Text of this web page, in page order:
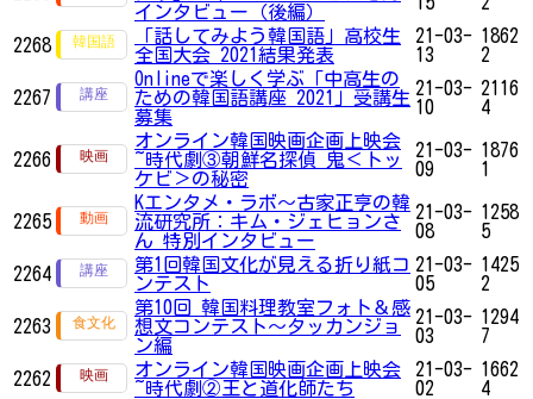
インタビュー（後編）
2268
「話してみよう韓国語」高校生
全国大会 2021結果発表
21-03-
13
1862
2
2267
Onlineで楽しく学ぶ「中高生の
ための韓国語講座 2021」受講生
募集
21-03-
10
2116
4
2266
オンライン韓国映画企画上映会
~時代劇③朝鮮名探偵 鬼＜トッ
ケビ＞の秘密
21-03-
09
1876
1
2265
Kエンタメ・ラボ～古家正亨の韓
流研究所：キム・ジェヒョンさ
ん 特別インタビュー
21-03-
08
1258
5
2264
第1回韓国文化が見える折り紙コ
ンテスト
21-03-
05
1425
2
2263
第10回 韓国料理教室フォト＆感
想文コンテスト～タッカンジョ
ン編
21-03-
03
1294
7
2262
オンライン韓国映画企画上映会
~時代劇②王と道化師たち
21-03-
02
1662
4